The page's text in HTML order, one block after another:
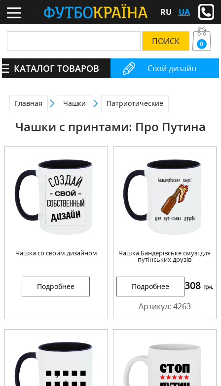
RU UA
Свой дизайн
0
КАТАЛОГ ТОВАРОВ
Главная Чашки Патриотические
Чашки с принтами: Про Путина
Чашка со своим дизайном
Подробнее
Чашка Бандерівське смузі для
путінських друзів
Подробнее 308 грн.
Артикул: 4263